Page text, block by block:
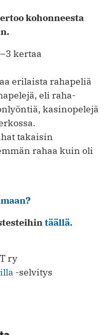
kohonneesta
kertaa
erilaista rahapeliä
eli raha-
kasinopelejä
takaisin
rahaa kuin oli
täällä.
ry
-selvitys